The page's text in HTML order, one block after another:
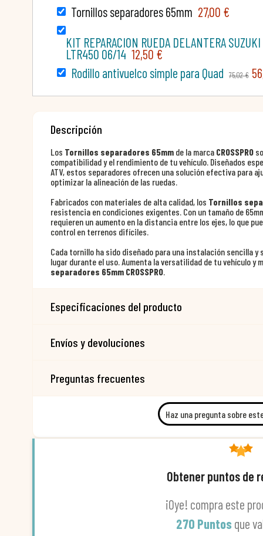
Tornillos separadores 65mm 27,00 €
KIT REPARACION RUEDA DELANTERA
LTR450 06/14 12,50 €
Rodillo antivuelco simple para Quad
75,02 €
Descripción
Los Tornillos separadores 65mm de la marca CROSSPRO
compatibilidad y el rendimiento de tu vehículo. Diseñados
ATV, estos separadores ofrecen una solución efectiva para
optimizar la alineación de las ruedas.
Fabricados con materiales de alta calidad, los Tornillos
resistencia en condiciones exigentes. Con un tamaño de
requieren un aumento en la distancia entre los ejes, lo que
control en terrenos difíciles.
Cada tornillo ha sido diseñado para una instalación sencilla y
lugar durante el uso. Aumenta la versatilidad de tu vehículo y
separadores 65mm CROSSPRO.
Especificaciones del producto
Envíos y devoluciones
Preguntas frecuentes
Haz una pregunta sobre
Obtener puntos de
¡Oye! compra este
270 Puntos que